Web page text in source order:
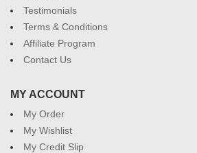
Testimonials
Terms & Conditions
Affiliate Program
Contact Us
MY ACCOUNT
My Order
My Wishlist
My Credit Slip